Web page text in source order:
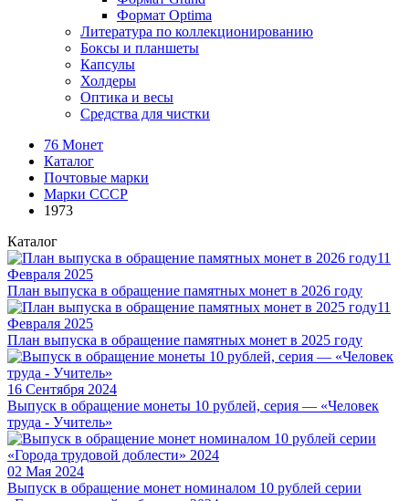
Формат Optima
Литература по коллекционированию
Боксы и планшеты
Капсулы
Холдеры
Оптика и весы
Средства для чистки
76 Монет
Каталог
Почтовые марки
Марки СССР
1973
Каталог
11
Февраля 2025
План выпуска в обращение памятных монет в 2026 году
11
Февраля 2025
План выпуска в обращение памятных монет в 2025 году
16 Сентября 2024
Выпуск в обращение монеты 10 рублей, серия — «Человек
труда - Учитель»
02 Мая 2024
Выпуск в обращение монет номиналом 10 рублей серии